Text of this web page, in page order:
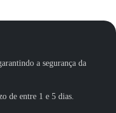
a segurança da
de entre 1 e 5 dias.